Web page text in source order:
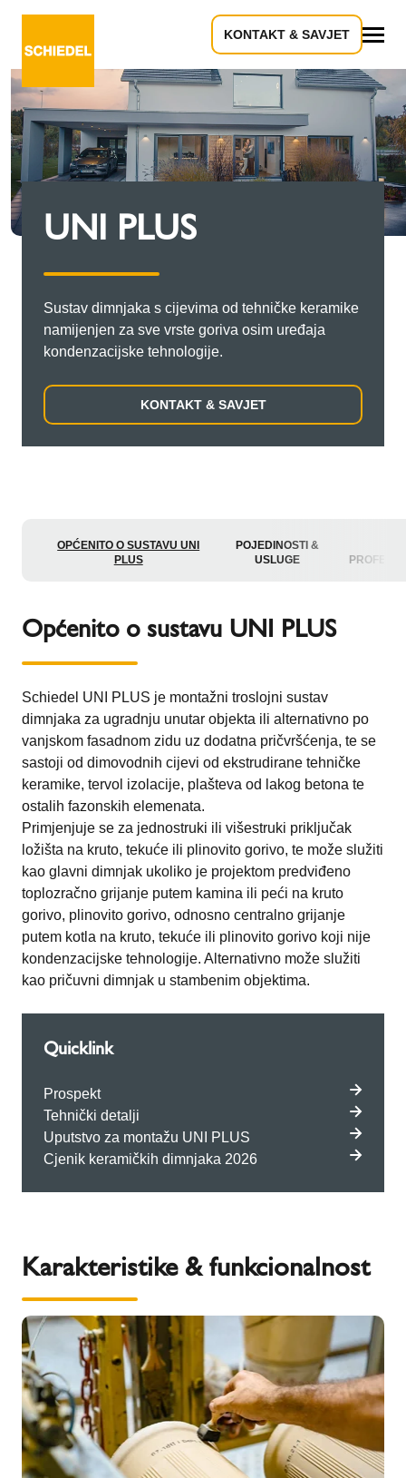
KONTAKT & SAVJET
UNI PLUS
Sustav dimnjaka s cijevima od tehničke keramike
namijenjen za sve vrste goriva osim uređaja
kondenzacijske tehnologije.
KONTAKT & SAVJET
OPĆENITO O SUSTAVU UNI
PLUS
POJEDINOSTI &
USLUGE
Općenito o sustavu UNI PLUS
Schiedel UNI PLUS je montažni troslojni sustav
dimnjaka za ugradnju unutar objekta ili alternativno po
vanjskom fasadnom zidu uz dodatna pričvršćenja, te se
sastoji od dimovodnih cijevi od ekstrudirane tehničke
keramike, tervol izolacije, plašteva od lakog betona te
ostalih fazonskih elemenata.
Primjenjuje se za jednostruki ili višestruki priključak
ložišta na kruto, tekuće ili plinovito gorivo, te može služiti
kao glavni dimnjak ukoliko je projektom predviđeno
toplozračno grijanje putem kamina ili peći na kruto
gorivo, plinovito gorivo, odnosno centralno grijanje
putem kotla na kruto, tekuće ili plinovito gorivo koji nije
kondenzacijske tehnologije. Alternativno može služiti
kao pričuvni dimnjak u stambenim objektima.
Quicklink
Prospekt
Tehnički detalji
Uputstvo za montažu UNI PLUS
Cjenik keramičkih dimnjaka 2026
Karakteristike & funkcionalnost